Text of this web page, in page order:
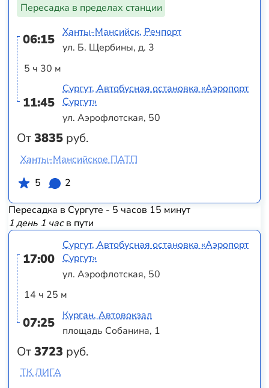
Пересадка в пределах станции
06:15
5 ч 30 м
11:45
От3835 руб.
Ханты-Мансийск, Речпорт
ул. Б. Щербины, д. 3
Сургут, Автобусная остановка «Аэропорт
Сургут»
ул. Аэрофлотская, 50
Ханты-Мансийское ПАТП
5
2
Пересадка в Сургуте - 5 часов 15 минут
1 день 1 часв пути
17:00
14 ч 25 м
07:25
От3723 руб.
Сургут, Автобусная остановка «Аэропорт
Сургут»
ул. Аэрофлотская, 50
Курган, Автовокзал
площадь Собанина, 1
ТК ЛИГА